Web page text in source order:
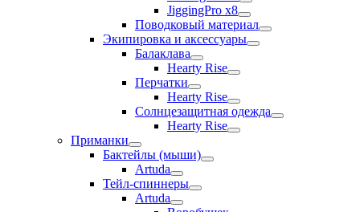
JiggingPro x8
Поводковый материал
Экипировка и аксессуары
Балаклава
Hearty Rise
Перчатки
Hearty Rise
Солнцезащитная одежда
Hearty Rise
Приманки
Бактейлы (мыши)
Artuda
Тейл-спиннеры
Artuda